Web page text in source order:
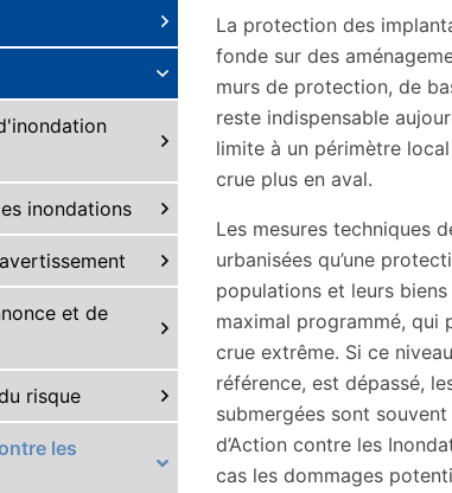
inondations
et de
risque
les
La protection des
fonde sur des
murs de protection, de
reste indispensable
limite à un périmètre
crue plus en aval.
Les mesures techniques
urbanisées qu’une
populations et leurs biens
maximal programmé, qui
crue extrême. Si ce
référence, est dépassé,
submergées sont
d’Action contre les
cas les dommages